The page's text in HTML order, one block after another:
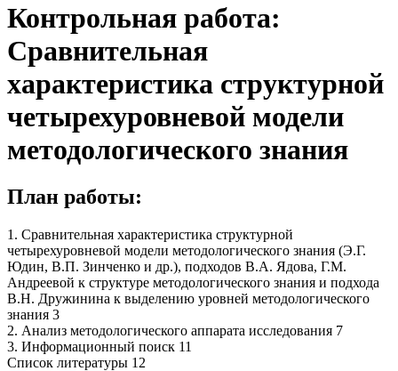
Контрольная работа:
Сравнительная
характеристика структурной
четырехуровневой модели
методологического знания
План работы:
1. Сравнительная характеристика структурной
четырехуровневой модели методологического знания (Э.Г.
Юдин, В.П. Зинченко и др.), подходов В.А. Ядова, Г.М.
Андреевой к структуре методологического знания и подхода
В.Н. Дружинина к выделению уровней методологического
знания 3
2. Анализ методологического аппарата исследования 7
3. Информационный поиск 11
Список литературы 12